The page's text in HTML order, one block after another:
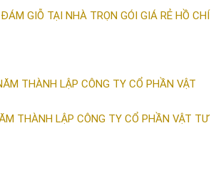
GIỖ TẠI NHÀ TRỌN GÓI GIÁ RẺ HỒ CHÍ
THÀNH LẬP CÔNG TY CỔ PHẦN VẬT TƯ